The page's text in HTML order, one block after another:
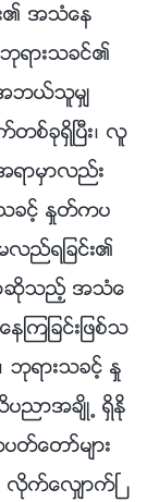
၏ အသံေန
ရားသခင္၏
အဘယ္သူမွ်
တစ္ခုရွိၿပီး၊ လူ
ရာမွာလည္း
င့္ ႏႈတ္ကပ
ည္ရျခင္း၏
ာဆိုသည့္ အသံေ
ျခင္းျဖစ္သ
ားသခင့္ ႏႈ
ညာအခ်ိဳ႕ ရွိႏို
ပတ္ေတာ္မ်ား
လိုက္ေလွ်ာက္ၿ